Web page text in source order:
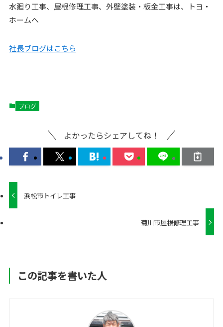
水廻り工事、屋根修理工事、外壁塗装・板金工事は、トヨ・
ホームへ
社長ブログはこちら
ブログ
よかったらシェアしてね！
浜松市トイレ工事
菊川市屋根修理工事
この記事を書いた人